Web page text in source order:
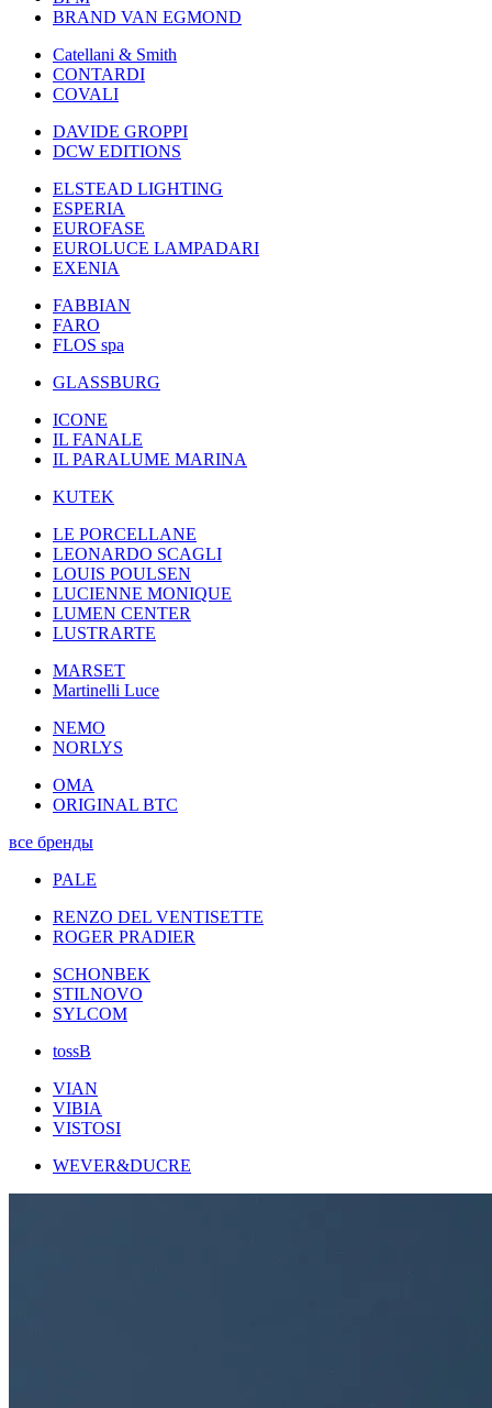
BRAND VAN EGMOND
Catellani & Smith
CONTARDI
COVALI
DAVIDE GROPPI
DCW EDITIONS
ELSTEAD LIGHTING
ESPERIA
EUROFASE
EUROLUCE LAMPADARI
EXENIA
FABBIAN
FARO
FLOS spa
GLASSBURG
ICONE
IL FANALE
IL PARALUME MARINA
KUTEK
LE PORCELLANE
LEONARDO SCAGLI
LOUIS POULSEN
LUCIENNE MONIQUE
LUMEN CENTER
LUSTRARTE
MARSET
Martinelli Luce
NEMO
NORLYS
OMA
ORIGINAL BTC
все бренды
PALE
RENZO DEL VENTISETTE
ROGER PRADIER
SCHONBEK
STILNOVO
SYLCOM
tossB
VIAN
VIBIA
VISTOSI
WEVER&DUCRE